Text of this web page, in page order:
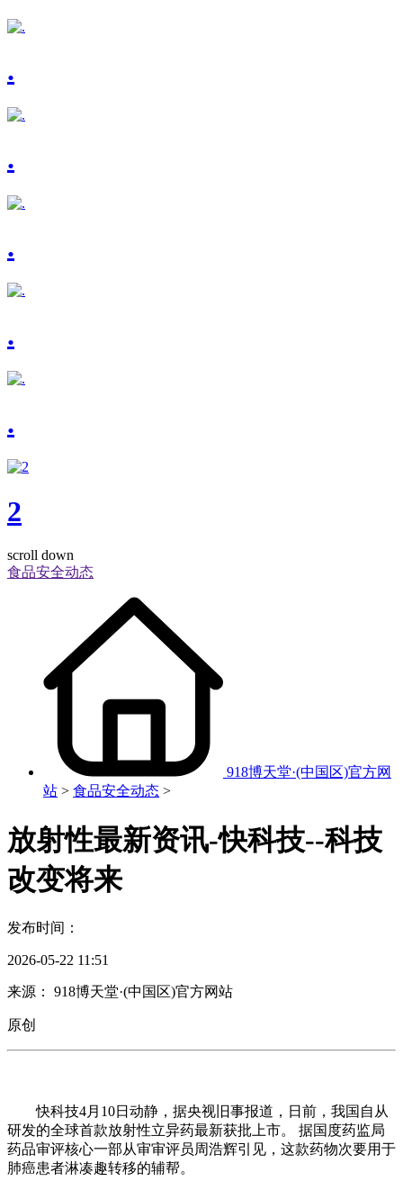
.
.
.
.
.
2
scroll down
食品安全动态
918博天堂·(中国区)官方网
站 > 食品安全动态 >
放射性最新资讯-快科技--科技
改变将来
发布时间：
2026-05-22 11:51
来源： 918博天堂·(中国区)官方网站
原创
快科技4月10日动静，据央视旧事报道，日前，我国自从
研发的全球首款放射性立异药最新获批上市。 据国度药监局
药品审评核心一部从审审评员周浩辉引见，这款药物次要用于
肺癌患者淋凑趣转移的辅帮。